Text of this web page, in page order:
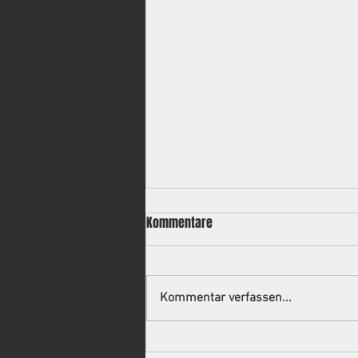
Neuer Trainer für die 2.
Kommentare
Kommentar verfassen...